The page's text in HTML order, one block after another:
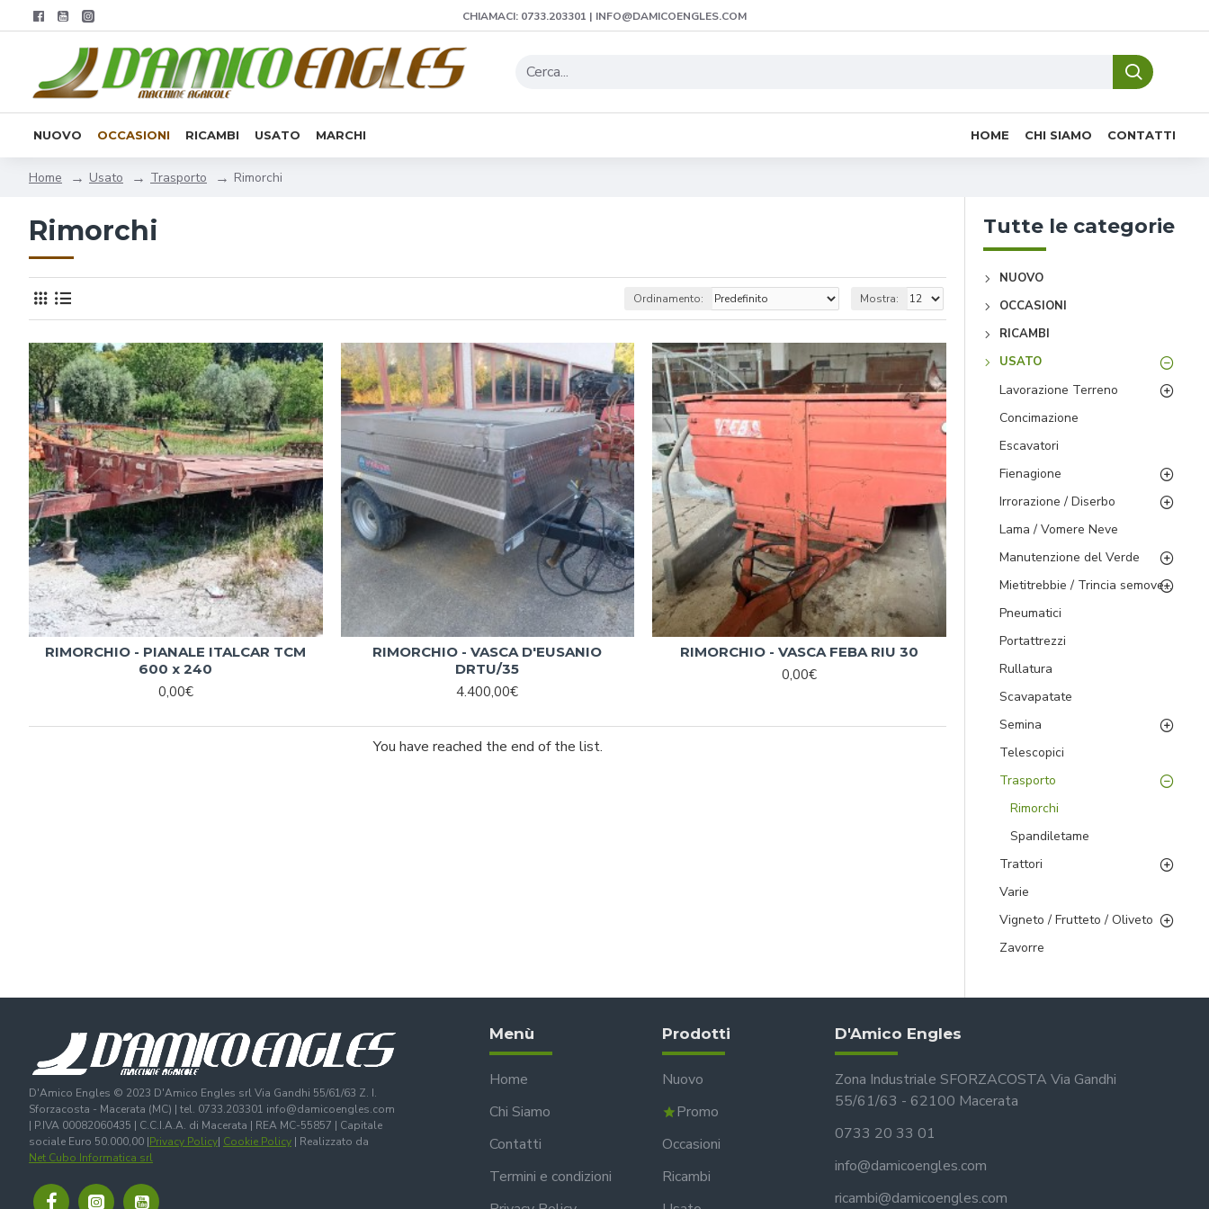
CHIAMACI: 0733.203301 | INFO@DAMICOENGLES.COM
NUOVO OCCASIONI RICAMBI USATO MARCHI HOME CHI SIAMO CONTATTI
Home Usato Trasporto Rimorchi
Rimorchi
Ordinamento: Mostra:
RIMORCHIO - PIANALE ITALCAR TCM
600 x 240
0,00€
RIMORCHIO - VASCA D'EUSANIO
DRTU/35
4.400,00€
RIMORCHIO - VASCA FEBA RIU 30
0,00€
You have reached the end of the list.
Tutte le categorie
NUOVO
OCCASIONI
RICAMBI
USATO
Lavorazione Terreno
Concimazione
Escavatori
Fienagione
Irrorazione / Diserbo
Lama / Vomere Neve
Manutenzione del Verde
Mietitrebbie / Trincia semoventi
Pneumatici
Portattrezzi
Rullatura
Scavapatate
Semina
Telescopici
Trasporto
Rimorchi
Spandiletame
Trattori
Varie
Vigneto / Frutteto / Oliveto
Zavorre
D'Amico Engles © 2023 D'Amico Engles srl Via Gandhi 55/61/63 Z. I.
Sforzacosta - Macerata (MC) | tel. 0733.203301 info@damicoengles.com
| P.IVA 00082060435 | C.C.I.A.A. di Macerata | REA MC-55857 | Capitale
sociale Euro 50.000,00 |Privacy Policy| Cookie Policy | Realizzato da
Net Cubo Informatica srl
Menù
Home
Chi Siamo
Contatti
Termini e condizioni
Prodotti
Nuovo
Promo
Occasioni
Ricambi
D'Amico Engles
Zona Industriale SFORZACOSTA Via Gandhi
55/61/63 - 62100 Macerata
0733 20 33 01
info@damicoengles.com
ricambi@damicoengles.com